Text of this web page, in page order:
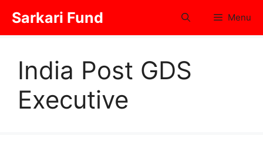
content
Sarkari Fund Menu
India Post GDS
Executive